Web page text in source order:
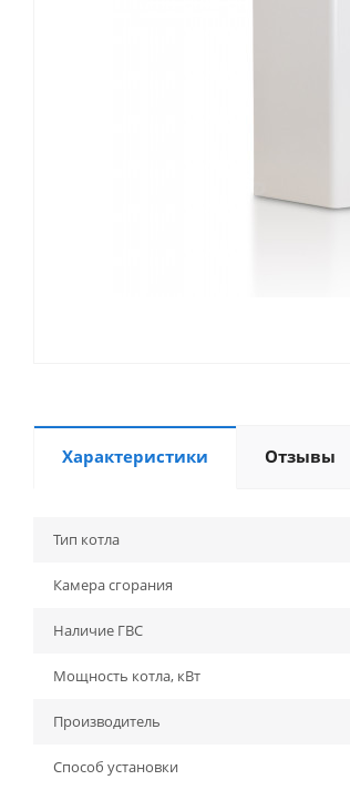
Характеристики Отзывы
Тип котла
Камера сгорания
Наличие ГВС
Мощность котла, кВт
Производитель
Способ установки